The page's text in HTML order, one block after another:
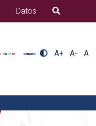
Datos B�squeda
A+ A- A